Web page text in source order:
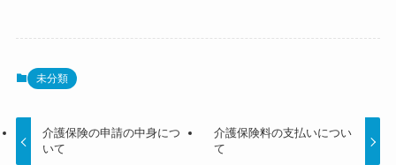
未分類
介護保険の申請の中身につ
いて
介護保険料の支払いについ
て